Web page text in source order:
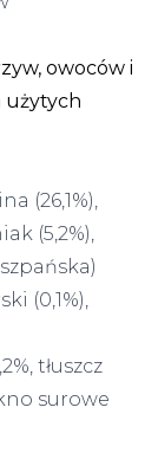
owoców i
użytych
(26,1%),
(5,2%),
(0,1%),
tłuszcz
surowe